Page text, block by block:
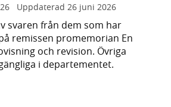
Uppdaterad 26 juni 2026
svaren från dem som har
remissen promemorian En
och revision. Övriga
i departementet.